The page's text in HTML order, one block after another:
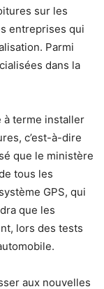
sur les
entreprises qui
Parmi
dans la
à terme installer
c’est-à-dire
que le ministère
tous les
GPS, qui
que les
lors des tests
aux nouvelles